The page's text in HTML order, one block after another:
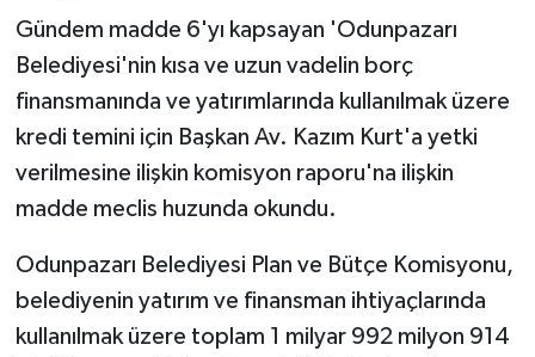
Gündem madde 6'yı kapsayan 'Odunpazarı
Belediyesi'nin kısa ve uzun vadelin borç
finansmanında ve yatırımlarında kullanılmak üzere
kredi temini için Başkan Av. Kazım Kurt'a yetki
verilmesine ilişkin komisyon raporu'na ilişkin
madde meclis huzunda okundu.
Odunpazarı Belediyesi Plan ve Bütçe Komisyonu,
belediyenin yatırım ve finansman ihtiyaçlarında
kullanılmak üzere toplam 1 milyar 992 milyon 914